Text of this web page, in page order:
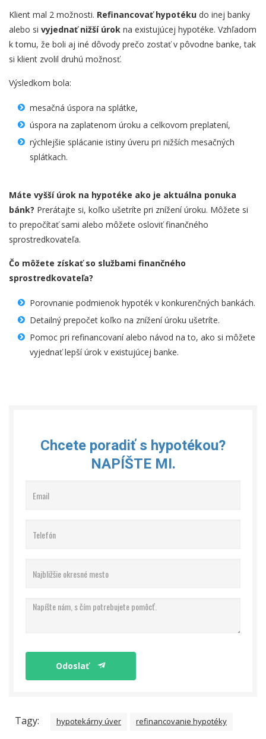
Klient mal 2 možnosti. Refinancovať hypotéku do inej banky
alebo si vyjednať nižší úrok na existujúcej hypotéke. Vzhľadom
k tomu, že boli aj iné dôvody prečo zostať v pôvodne banke, tak
si klient zvolil druhú možnosť.
Výsledkom bola:
mesačná úspora na splátke,
úspora na zaplatenom úroku a celkovom preplatení,
rýchlejšie splácanie istiny úveru pri nižších mesačných
splátkach.
Máte vyšší úrok na hypotéke ako je aktuálna ponuka
bánk? Prerátajte si, koľko ušetríte pri znížení úroku. Môžete si
to prepočítať sami alebo môžete osloviť finančného
sprostredkovateľa.
Čo môžete získať so službami finančného
sprostredkovateľa?
Porovnanie podmienok hypoték v konkurenčných bankách.
Detailný prepočet koľko na znížení úroku ušetríte.
Pomoc pri refinancovaní alebo návod na to, ako si môžete
vyjednať lepší úrok v existujúcej banke.
Chcete poradiť s hypotékou?
NAPÍŠTE MI.
Odoslať
Tagy: hypotekárny úver refinancovanie hypotéky